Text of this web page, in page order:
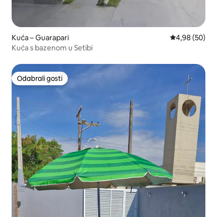
Kuća – Guarapari Prosječna
4,98 (50)
Kuća s bazenom u Setibi
Odabrali gosti
Odabrali gosti